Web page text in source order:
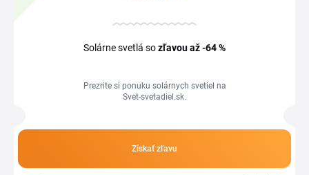
Solárne svetlá sozľavouaž -64 %
Prezrite si ponuku solárnych svetiel na
Svet-svetadiel.sk.
Získať zľavu